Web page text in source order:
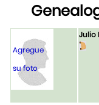
Agregue
su foto
Julio